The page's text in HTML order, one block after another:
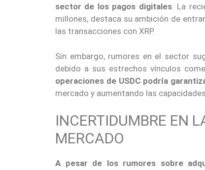
sector de los pagos digitales. La
millones, destaca su ambición de
las transacciones con XRP.
Sin embargo, rumores en el sector
debido a sus estrechos vínculos
operaciones de USDC podría
mercado y aumentando las
INCERTIDUMBRE EN
MERCADO
A pesar de los rumores sobre